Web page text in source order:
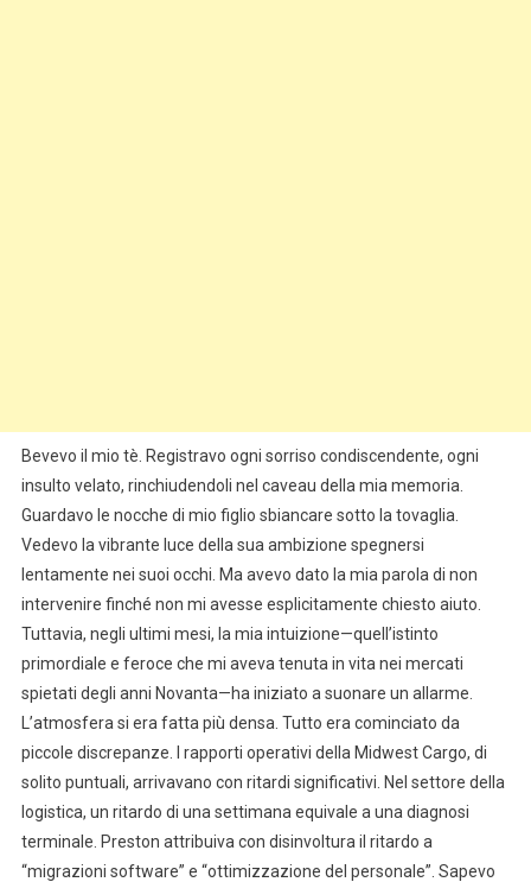
Bevevo il mio tè. Registravo ogni sorriso condiscendente, ogni
insulto velato, rinchiudendoli nel caveau della mia memoria.
Guardavo le nocche di mio figlio sbiancare sotto la tovaglia.
Vedevo la vibrante luce della sua ambizione spegnersi
lentamente nei suoi occhi. Ma avevo dato la mia parola di non
intervenire finché non mi avesse esplicitamente chiesto aiuto.
Tuttavia, negli ultimi mesi, la mia intuizione—quell’istinto
primordiale e feroce che mi aveva tenuta in vita nei mercati
spietati degli anni Novanta—ha iniziato a suonare un allarme.
L’atmosfera si era fatta più densa. Tutto era cominciato da
piccole discrepanze. I rapporti operativi della Midwest Cargo, di
solito puntuali, arrivavano con ritardi significativi. Nel settore della
logistica, un ritardo di una settimana equivale a una diagnosi
terminale. Preston attribuiva con disinvoltura il ritardo a
“migrazioni software” e “ottimizzazione del personale”. Sapevo